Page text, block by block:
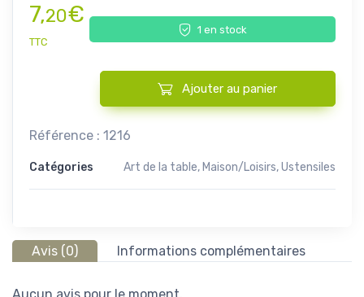
7,20€
TTC
1 en stock
quantité de Rouleau à pâtisserie avec poignées
Ajouter au panier
Référence : 1216
Catégories Art de la table, Maison/Loisirs,Ustensiles
Avis (0) Informations complémentaires